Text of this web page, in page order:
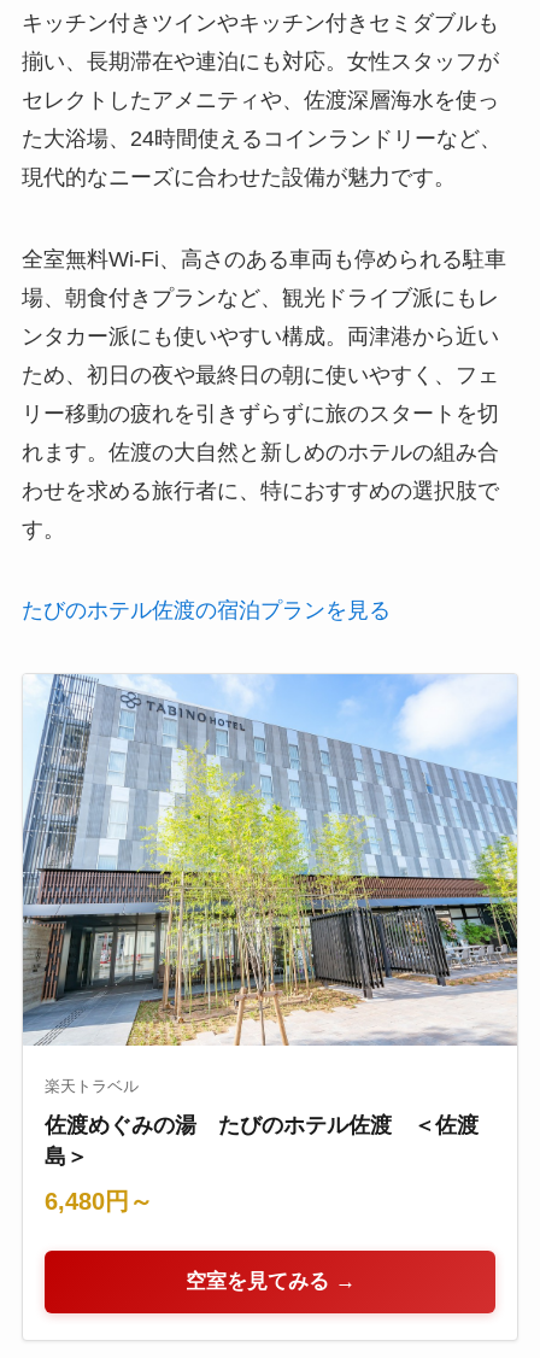
キッチン付きツインやキッチン付きセミダブルも
揃い、長期滞在や連泊にも対応。女性スタッフが
セレクトしたアメニティや、佐渡深層海水を使っ
た大浴場、24時間使えるコインランドリーなど、
現代的なニーズに合わせた設備が魅力です。
全室無料Wi-Fi、高さのある車両も停められる駐車
場、朝食付きプランなど、観光ドライブ派にもレ
ンタカー派にも使いやすい構成。両津港から近い
ため、初日の夜や最終日の朝に使いやすく、フェ
リー移動の疲れを引きずらずに旅のスタートを切
れます。佐渡の大自然と新しめのホテルの組み合
わせを求める旅行者に、特におすすめの選択肢で
す。
たびのホテル佐渡の宿泊プランを見る
楽天トラベル
佐渡めぐみの湯 たびのホテル佐渡 ＜佐渡
島＞
6,480円～
空室を見てみる →